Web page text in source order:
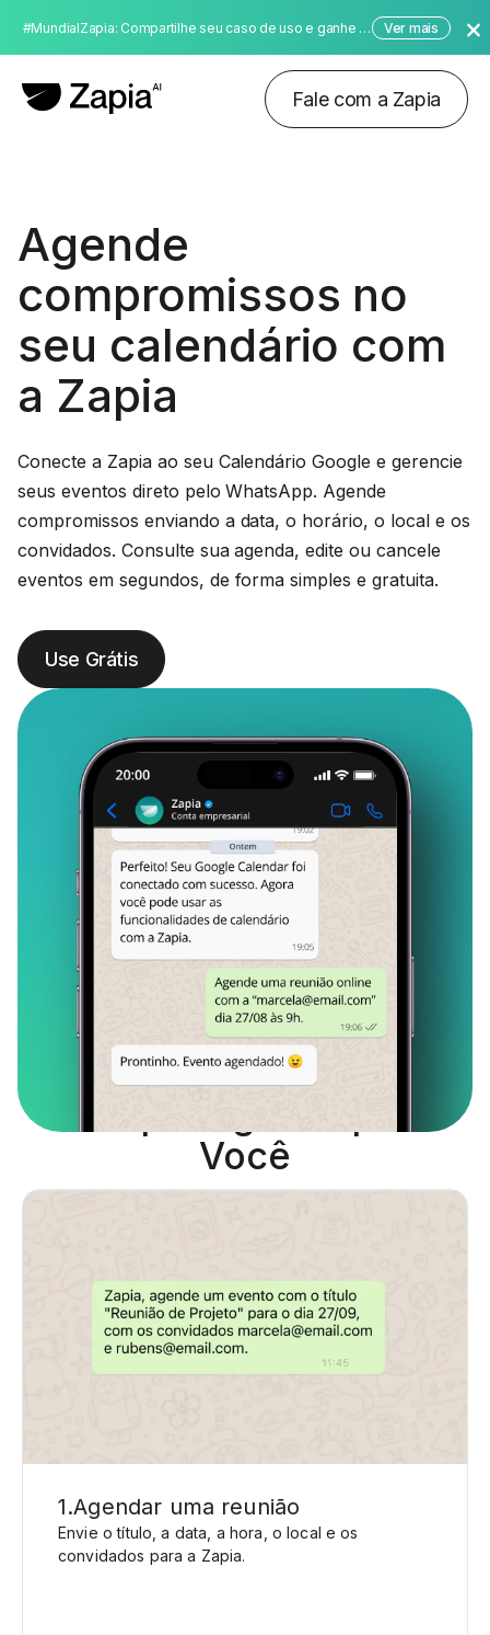
#MundialZapia: Compartilhe seu caso de uso e ganhe até $10.000 dólares!
Ver mais
Fale com a Zapia
Agende
compromissos no
seu calendário com
a Zapia
Conecte a Zapia ao seu Calendário Google e gerencie
seus eventos direto pelo WhatsApp. Agende
compromissos enviando a data, o horário, o local e os
convidados. Consulte sua agenda, edite ou cancele
eventos em segundos, de forma simples e gratuita.
Use Grátis
Você
1.Agendar uma reunião
Envie o título, a data, a hora, o local e os
convidados para a Zapia.